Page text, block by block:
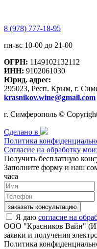
8 (978) 777-18-95
пн-вс 10-00 до 21-00
ОГРН: 1149102132112
ИНН: 9102061030
Юрид. адрес:
295023, Респ. Крым, г.
krasnikov.wine@gmail.com
г. Симферополь ©
Сделано в
Политика
Согласие на обработку
Получить бесплатную
Заполните форму и наш
часа
заказать консультацию
Я даю согласие на
ООО "Красников Вайн"
заявки и получения
Политика